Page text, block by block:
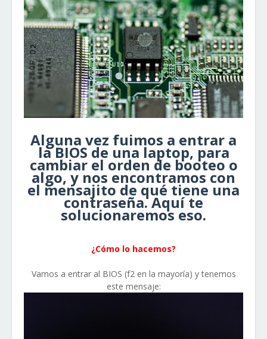
Alguna vez fuimos a entrar a
la BIOS de una laptop, para
cambiar el orden de booteo o
algo, y nos encontramos con
el mensajito de qué tiene una
contraseña. Aquí te
solucionaremos eso.
¿Cómo lo hacemos?
Vamos a entrar al BIOS (f2 en la mayoría) y tenemos
este mensaje: